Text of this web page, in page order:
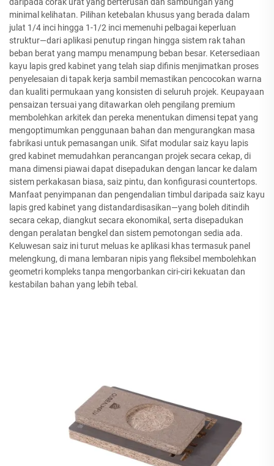
minimal kelihatan. Pilihan ketebalan khusus yang berada dalam
julat 1/4 inci hingga 1-1/2 inci memenuhi pelbagai keperluan
struktur—dari aplikasi penutup ringan hingga sistem rak tahan
beban berat yang mampu menampung beban besar. Ketersediaan
kayu lapis gred kabinet yang telah siap difinis menjimatkan proses
penyelesaian di tapak kerja sambil memastikan pencocokan warna
dan kualiti permukaan yang konsisten di seluruh projek. Keupayaan
pensaizan tersuai yang ditawarkan oleh pengilang premium
membolehkan arkitek dan pereka menentukan dimensi tepat yang
mengoptimumkan penggunaan bahan dan mengurangkan masa
fabrikasi untuk pemasangan unik. Sifat modular saiz kayu lapis
gred kabinet memudahkan perancangan projek secara cekap, di
mana dimensi piawai dapat disepadukan dengan lancar ke dalam
sistem perkakasan biasa, saiz pintu, dan konfigurasi countertops.
Manfaat penyimpanan dan pengendalian timbul daripada saiz kayu
lapis gred kabinet yang distandardisasikan—yang boleh ditindih
secara cekap, diangkut secara ekonomikal, serta disepadukan
dengan peralatan bengkel dan sistem pemotongan sedia ada.
Keluwesan saiz ini turut meluas ke aplikasi khas termasuk panel
melengkung, di mana lembaran nipis yang fleksibel membolehkan
geometri kompleks tanpa mengorbankan ciri-ciri kekuatan dan
kestabilan bahan yang lebih tebal.